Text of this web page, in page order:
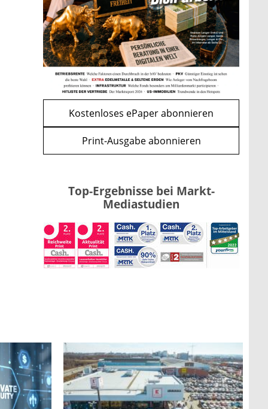
WEITERE ARTIKEL
zurückweiter
Renten-Nachzahlung ist pro
Kind möglich
mehr
Kostenloses ePaper abonnieren
Print-Ausgabe abonnieren
Top-Ergebnisse bei Markt-
Mediastudien